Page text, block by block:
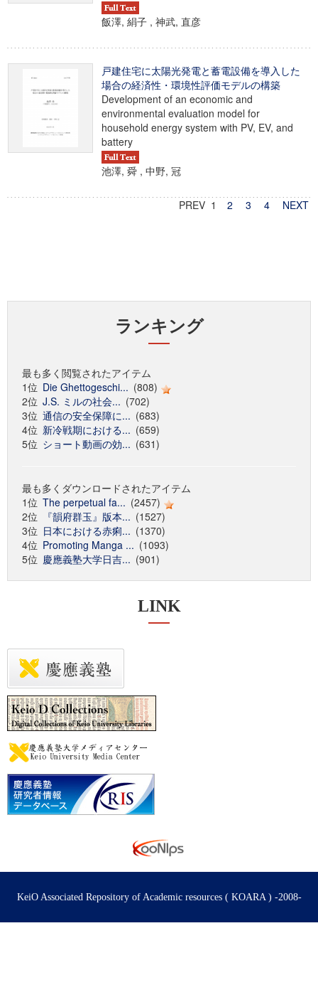
飯澤, 絹子 , 神武, 直彦
戸建住宅に太陽光発電と蓄電設備を導入した
場合の経済性・環境性評価モデルの構築
Development of an economic and
environmental evaluation model for
household energy system with PV, EV, and
battery
池澤, 舜 , 中野, 冠
PREV 1 2 3 4 NEXT
ランキング
最も多く閲覧されたアイテム
1位 Die Ghettogeschi... (808)
2位 J.S. ミルの社会... (702)
3位 通信の安全保障に... (683)
4位 新冷戦期における... (659)
5位 ショート動画の効... (631)
最も多くダウンロードされたアイテム
1位 The perpetual fa... (2457)
2位
『韻府群玉』版本... (1527)
3位 日本における赤痢... (1370)
4位 Promoting Manga ... (1093)
5位 慶應義塾大学日吉... (901)
LINK
KeiO Associated Repository of Academic resources ( KOARA ) -2008-